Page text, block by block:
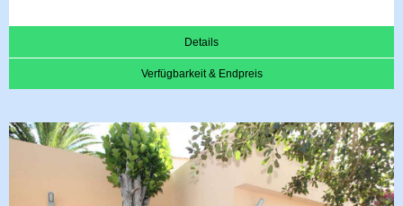
Details
Verfügbarkeit & Endpreis